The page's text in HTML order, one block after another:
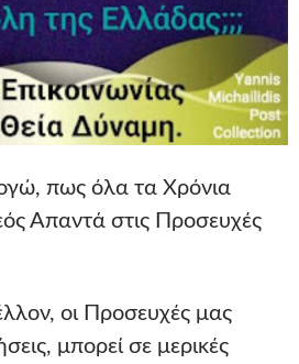
πως όλα τα Χρόνια
Απαντά στις Προσευχές
οι Προσευχές μας
μπορεί σε μερικές